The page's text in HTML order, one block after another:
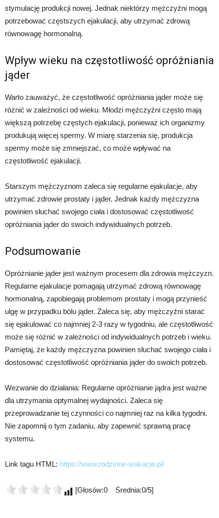
stymulację produkcji nowej. Jednak niektórzy mężczyźni mogą
potrzebować częstszych ejakulacji, aby utrzymać zdrową
równowagę hormonalną.
Wpływ wieku na częstotliwość opróżniania
jąder
Warto zauważyć, że częstotliwość opróżniania jąder może się
różnić w zależności od wieku. Młodzi mężczyźni często mają
większą potrzebę częstych ejakulacji, ponieważ ich organizmy
produkują więcej spermy. W miarę starzenia się, produkcja
spermy może się zmniejszać, co może wpływać na
częstotliwość ejakulacji.
Starszym mężczyznom zaleca się regularne ejakulacje, aby
utrzymać zdrowie prostaty i jąder. Jednak każdy mężczyzna
powinien słuchać swojego ciała i dostosować częstotliwość
opróżniania jąder do swoich indywidualnych potrzeb.
Podsumowanie
Opróżnianie jąder jest ważnym procesem dla zdrowia mężczyzn.
Regularne ejakulacje pomagają utrzymać zdrową równowagę
hormonalną, zapobiegają problemom prostaty i mogą przynieść
ulgę w przypadku bólu jąder. Zaleca się, aby mężczyźni starać
się ejakulować co najmniej 2-3 razy w tygodniu, ale częstotliwość
może się różnić w zależności od indywidualnych potrzeb i wieku.
Pamiętaj, że każdy mężczyzna powinien słuchać swojego ciała i
dostosować częstotliwość opróżniania jąder do swoich potrzeb.
Wezwanie do działania: Regularne opróżnianie jądra jest ważne
dla utrzymania optymalnej wydajności. Zaleca się
przeprowadzanie tej czynności co najmniej raz na kilka tygodni.
Nie zapomnij o tym zadaniu, aby zapewnić sprawną pracę
systemu.
Link tagu HTML: https://www.rodzinne-wakacje.pl/
[Głosów:0 Średnia:0/5]